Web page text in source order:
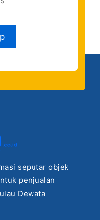
seputar objek
penjualan
Dewata